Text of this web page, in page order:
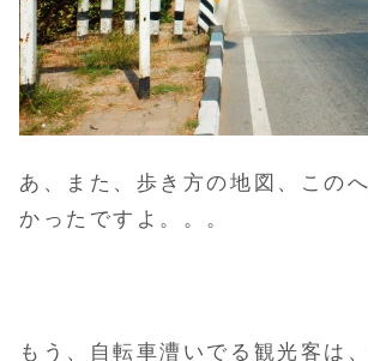
あ、また、歩き方の地図、この
かったですよ。。。
もう、自転車漕いでる観光客は